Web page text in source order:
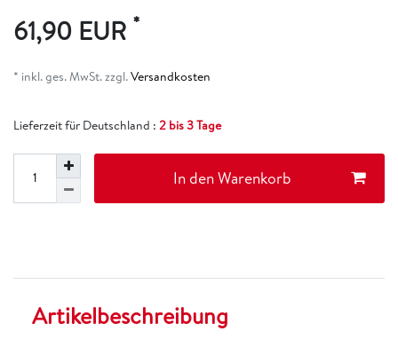
61,90 EUR *
* inkl. ges. MwSt. zzgl.Versandkosten
Lieferzeit für Deutschland : 2 bis 3 Tage
In den Warenkorb
Artikelbeschreibung